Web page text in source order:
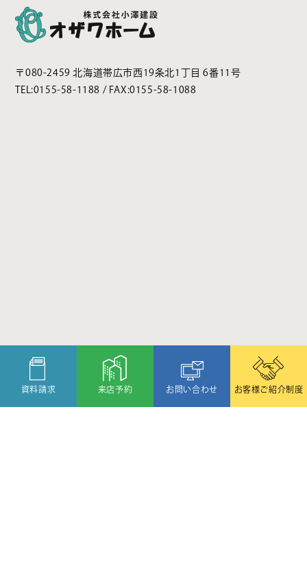
資料請求 来店予約 お問い合わせ お客様ご紹介制度
〒080-2459 北海道帯広市西19条北1丁目 6番11号
TEL:0155-58-1188 / FAX:0155-58-1088